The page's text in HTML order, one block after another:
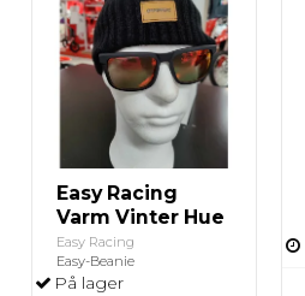
Easy Racing
Varm Vinter Hue
Easy Racing
Easy-Beanie
På lager